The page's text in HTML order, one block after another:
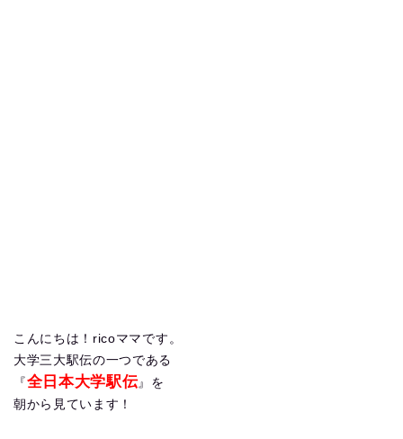
こんにちは！ricoママです。
大学三大駅伝の一つである
『 全日本大学駅伝』を
朝から見ています！